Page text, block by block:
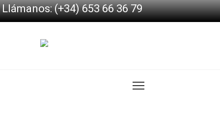
Llámanos: (+34) 653 66 36 79